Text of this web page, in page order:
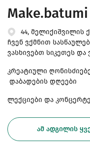
Make.batumi
44, მელიქიშვილის
ჩვენ ვქმნით
ვასხივებთ სიკეთეს
კრეატიული
დაბადების დღეები
ლექციები და
ᲐᲛ ᲐᲓᲒᲘᲚᲘᲡ